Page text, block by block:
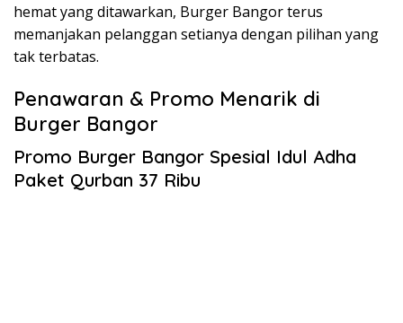
hemat yang ditawarkan, Burger Bangor terus
memanjakan pelanggan setianya dengan pilihan yang
tak terbatas.
Penawaran & Promo Menarik di
Burger Bangor
Promo Burger Bangor Spesial Idul Adha
Paket Qurban 37 Ribu